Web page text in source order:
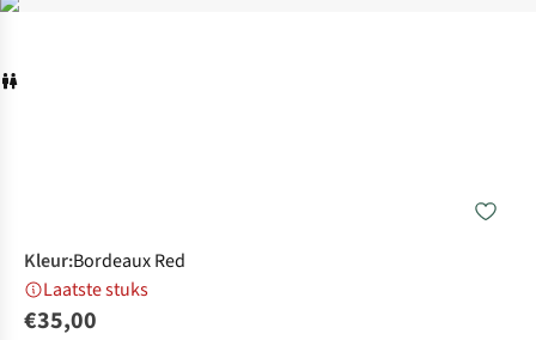
Kleur:Bordeaux Red
Laatste stuks
€35,00